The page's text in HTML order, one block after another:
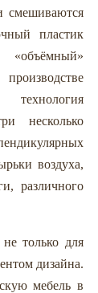
смешиваются
пластик
несколько
воздуха,
различного
только для
дизайна.
мебель в